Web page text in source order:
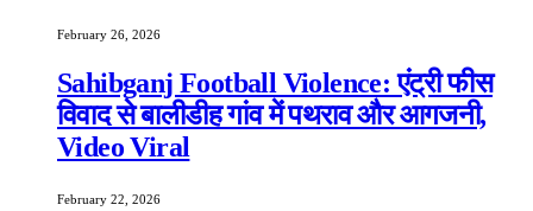
February 26, 2026
Sahibganj Football Violence: एंट्री फीस
विवाद से बालीडीह गांव में पथराव और आगजनी,
Video Viral
February 22, 2026